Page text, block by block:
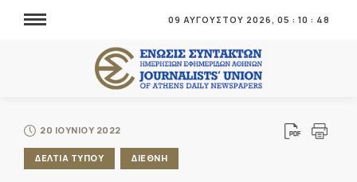
09 ΑΥΓΟΥΣΤΟΥ 2026, 05 : 10 : 48
20 ΙΟΥΝΙΟΥ 2022
ΔΕΛΤΙΑ ΤΥΠΟΥ ΔΙΕΘΝΗ